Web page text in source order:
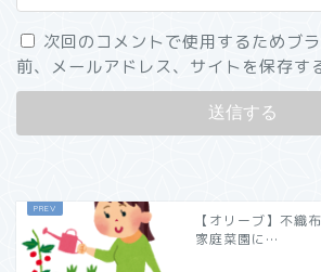
次回のコメントで使用するためブ
前、メールアドレス、サイトを保存す
【オリーブ】不織
家庭菜園に…